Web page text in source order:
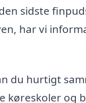
sidste
har vi
du hurtigt
køreskoler og